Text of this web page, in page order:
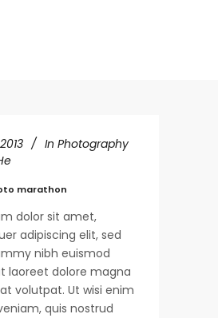
In Photography
marathon
dolor sit amet,
adipiscing elit, sed
nibh euismod
laoreet dolore magna
volutpat. Ut wisi enim
quis nostrud